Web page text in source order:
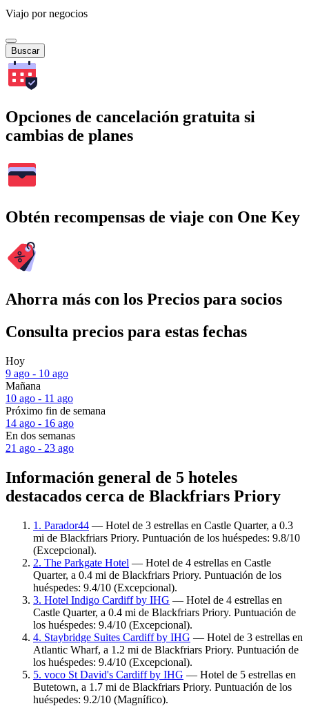
Viajo por negocios
Buscar
Opciones de cancelación gratuita si
cambias de planes
Obtén recompensas de viaje con One Key
Ahorra más con los Precios para socios
Consulta precios para estas fechas
Hoy
9 ago - 10 ago
Mañana
10 ago - 11 ago
Próximo fin de semana
14 ago - 16 ago
En dos semanas
21 ago - 23 ago
Información general de 5 hoteles
destacados cerca de Blackfriars Priory
1. Parador44 — Hotel de 3 estrellas en Castle Quarter, a 0.3
mi de Blackfriars Priory. Puntuación de los huéspedes: 9.8/10
(Excepcional).
2. The Parkgate Hotel — Hotel de 4 estrellas en Castle
Quarter, a 0.4 mi de Blackfriars Priory. Puntuación de los
huéspedes: 9.4/10 (Excepcional).
3. Hotel Indigo Cardiff by IHG — Hotel de 4 estrellas en
Castle Quarter, a 0.4 mi de Blackfriars Priory. Puntuación de
los huéspedes: 9.4/10 (Excepcional).
4. Staybridge Suites Cardiff by IHG — Hotel de 3 estrellas en
Atlantic Wharf, a 1.2 mi de Blackfriars Priory. Puntuación de
los huéspedes: 9.4/10 (Excepcional).
5. voco St David's Cardiff by IHG — Hotel de 5 estrellas en
Butetown, a 1.7 mi de Blackfriars Priory. Puntuación de los
huéspedes: 9.2/10 (Magnífico).